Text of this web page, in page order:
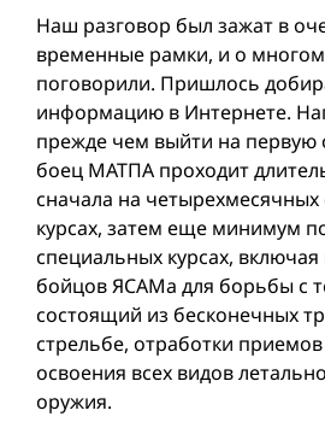
Наш разговор был зажат в
временные рамки, и о
поговорили. Пришлось
информацию в Интернете.
прежде чем выйти на
боец МАТПА проходит
сначала на
курсах, затем еще минимум
специальных курсах, включая
бойцов ЯСАМа для борьбы с
состоящий из бесконечных
стрельбе, отработки
освоения всех видов
оружия.